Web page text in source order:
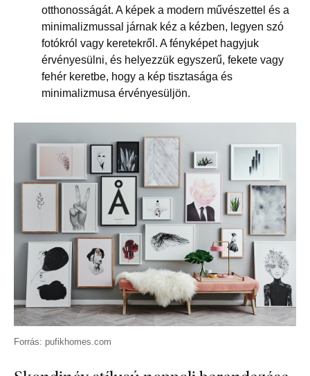
otthonosságát. A képek a modern művészettel és a
minimalizmussal járnak kéz a kézben, legyen szó
fotókról vagy keretekről. A fényképet hagyjuk
érvényesülni, és helyezzük egyszerű, fekete vagy
fehér keretbe, hogy a kép tisztasága és
minimalizmusa érvényesüljön.
Forrás: pufikhomes.com